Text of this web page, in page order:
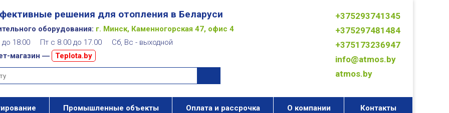
решения для отопления в Беларуси
оборудования: г. Минск, Каменногорская 47, офис 4
до 18:00 Пт с 8.00 до 17.00 Сб, Вс - выходной
магазин ―
Teplota.by
+375293741345
+375297481484
+375173236947
info@atmos.by
atmos.by
Промышленные объекты Оплата и рассрочка О компании Контакты